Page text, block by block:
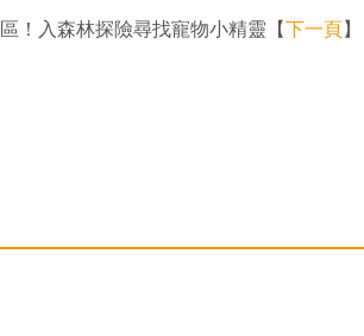
！入森林探險尋找寵物小精靈【下一頁】